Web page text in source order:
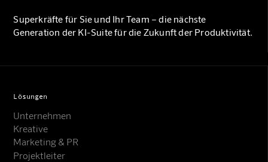
Superkräfte für Sie und Ihr Team – die nächste
Generation der KI-Suite für die Zukunft der Produktivität.
Lösungen
Unternehmen
Kreative
Marketing & PR
Projektleiter